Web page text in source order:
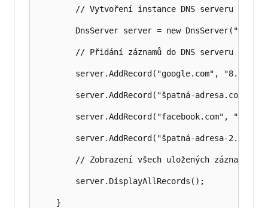
// Vytvoření instance DNS serveru s
DnsServer server = new DnsServer("Můj
        // Přidání záznamů do DNS serveru
server.AddRecord("google.com",
server.AddRecord("špatná-adresa.com",
server.AddRecord("facebook.com",
server.AddRecord("špatná-adresa-
// Zobrazení všech uložených záznamů v
        server.DisplayAllRecords();
    }